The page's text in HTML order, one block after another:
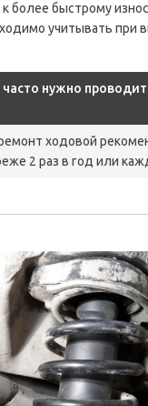
более быстрому
учитывать при
нужно
ходовой
2 раз в год или